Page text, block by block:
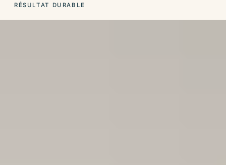
RÉSULTAT DURABLE